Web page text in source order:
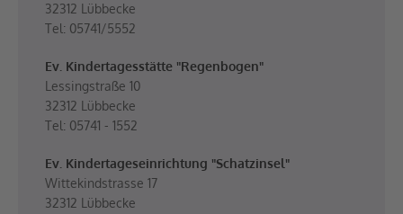
32312 Lübbecke
Tel: 05741/5552
Ev. Kindertagesstätte "Regenbogen"
Lessingstraße 10
32312 Lübbecke
Tel: 05741 - 1552
Ev. Kindertageseinrichtung "Schatzinsel"
Wittekindstrasse 17
32312 Lübbecke